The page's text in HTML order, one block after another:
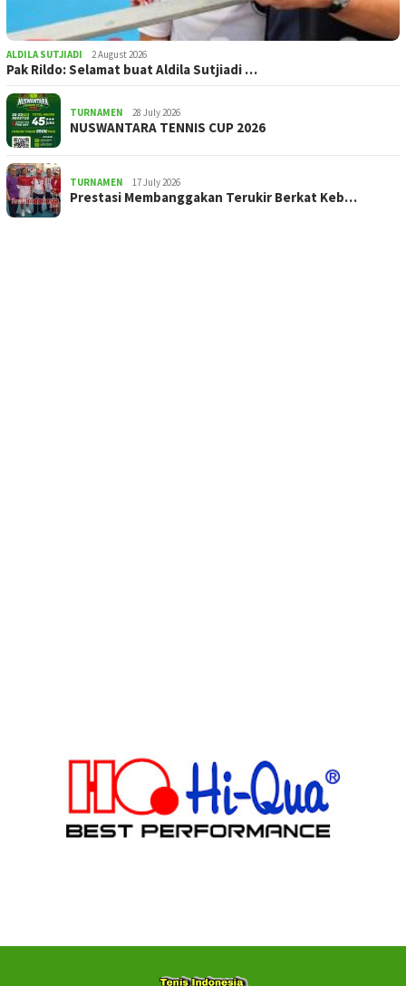
ALDILA SUTJIADI 2 August 2026
Pak Rildo: Selamat buat Aldila Sutjiadi …
TURNAMEN 28 July 2026
NUSWANTARA TENNIS CUP 2026
TURNAMEN 17 July 2026
Prestasi Membanggakan Terukir Berkat Keb…